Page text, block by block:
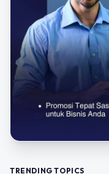
TRENDING TOPICS